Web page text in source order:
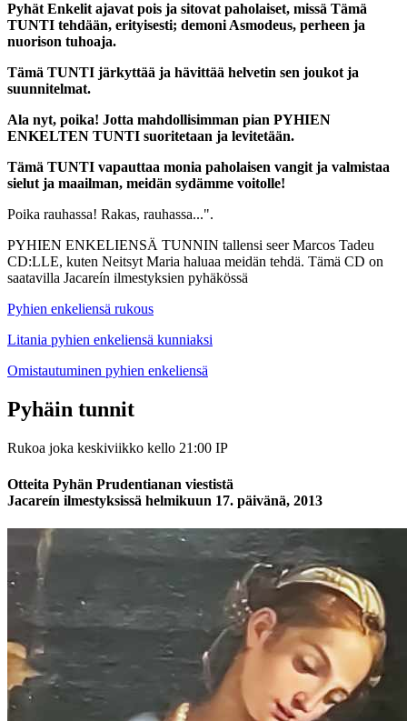
Pyhät Enkelit ajavat pois ja sitovat paholaiset, missä Tämä
TUNTI tehdään, erityisesti; demoni Asmodeus, perheen ja
nuorison tuhoaja.
Tämä TUNTI järkyttää ja hävittää helvetin sen joukot ja
suunnitelmat.
Ala nyt, poika! Jotta mahdollisimman pian PYHIEN
ENKELTEN TUNTI suoritetaan ja levitetään.
Tämä TUNTI vapauttaa monia paholaisen vangit ja valmistaa
sielut ja maailman, meidän sydämme voitolle!
Poika rauhassa! Rakas, rauhassa...".
PYHIEN ENKELIENSÄ TUNNIN tallensi seer Marcos Tadeu
CD:LLE, kuten Neitsyt Maria haluaa meidän tehdä. Tämä CD on
saatavilla Jacareín ilmestyksien pyhäkössä
Pyhien enkeliensä rukous
Litania pyhien enkeliensä kunniaksi
Omistautuminen pyhien enkeliensä
Pyhäin tunnit
Rukoa joka keskiviikko kello 21:00 IP
Otteita Pyhän Prudentianan viestistä
Jacareín ilmestyksissä helmikuun 17. päivänä, 2013